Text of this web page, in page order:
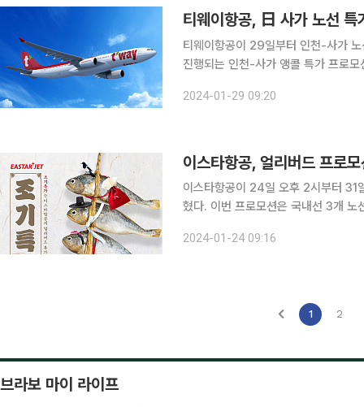
티웨이항공, 日 사가 노선 특
티웨이항공이 29일부터 인천-사가 노선 앵
진행되는 인천-사가 앵콜 특가 프로
하면 15~20% 즉시 운임 할인이 적용
2024-01-29 09:20
이스타항공, 얼리버드 프로모
이스타항공이 24일 오후 2시부터 31
혔다. 이번 프로모션은 국내선 3개 노선과 국제선 9개 노선을 대상으로 진행된다. 국내선은 유류할
원 △군산-제주 2만900원부터다. 탑
2024-01-24 09:16
1 2
브라보 마이 라이프